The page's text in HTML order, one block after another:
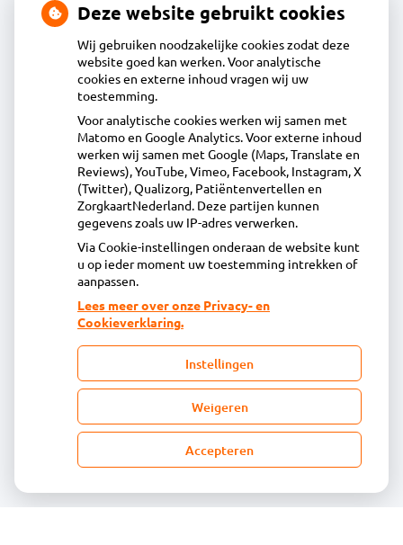
Acdapha Apotheek Stede Broec
Het Voert 5A, 1613KL Grootebroek
0228 - 51 73 48
info@apotheekstedebroec.nl
Inschrijven
Centrale administratie
Heeft u vragen of opmerkingen over uw
toegestuurde rekening van de apotheek?
declaratie@acdaphagroep.nl
onze
facebook
Deze website gebruikt cookies
Wij gebruiken noodzakelijke cookies zodat deze
website goed kan werken. Voor analytische
cookies en externe inhoud vragen wij uw
toestemming.
Voor analytische cookies werken wij samen met
Matomo en Google Analytics. Voor externe inhoud
werken wij samen met Google (Maps, Translate en
Reviews), YouTube, Vimeo, Facebook, Instagram, X
(Twitter), Qualizorg, Patiëntenvertellen en
ZorgkaartNederland. Deze partijen kunnen
gegevens zoals uw IP-adres verwerken.
Via Cookie-instellingen onderaan de website kunt
u op ieder moment uw toestemming intrekken of
aanpassen.
Lees meer over onze Privacy- en
Cookieverklaring.
Instellingen
Weigeren
Accepteren